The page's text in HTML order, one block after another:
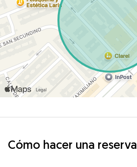
Cómo hacer una reserva